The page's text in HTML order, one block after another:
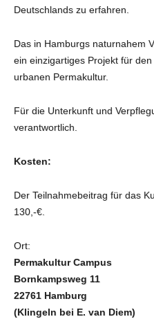
Deutschlands zu erfahren.
Das in Hamburgs naturnahem
ein einzigartiges Projekt für
urbanen Permakultur.
Für die Unterkunft und
verantwortlich.
Kosten:
Der Teilnahmebeitrag für das
130,-€.
Ort:
Permakultur Campus
Bornkampsweg 11
22761 Hamburg
(Klingeln bei E. van Diem)